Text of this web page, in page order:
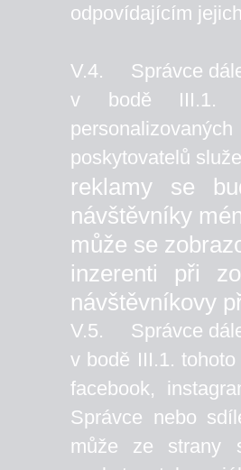
odpovídajícím
V.4. Správce dále
v bodě III.1.
poskytovatelů
reklamy se
návštěvníky
může se
inzerenti při
návštěvníkovy
V.5. Správce dále
v bodě III.1.
facebook,
Správce nebo
může ze strany